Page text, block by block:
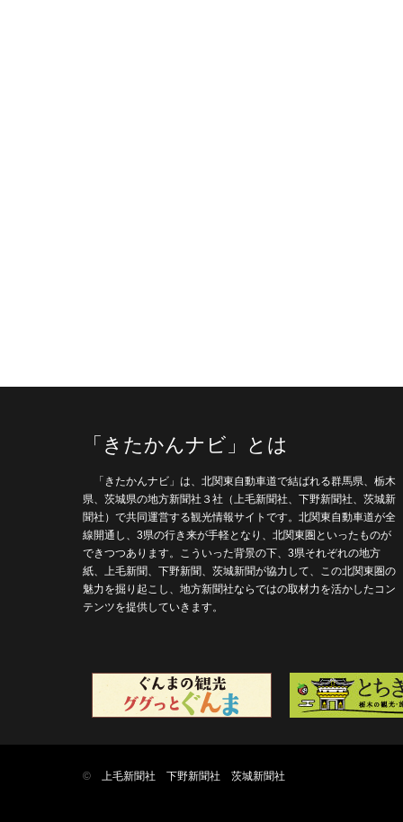
「きたかんナビ」とは
「きたかんナビ」は、北関東自動車道で結ばれる群馬県、栃木
県、茨城県の地方新聞社３社（上毛新聞社、下野新聞社、茨城新
聞社）で共同運営する観光情報サイトです。北関東自動車道が全
線開通し、3県の行き来が手軽となり、北関東圏といったものが
できつつあります。こういった背景の下、3県それぞれの地方
紙、上毛新聞、下野新聞、茨城新聞が協力して、この北関東圏の
魅力を掘り起こし、地方新聞社ならではの取材力を活かしたコン
テンツを提供していきます。
© 上毛新聞社 下野新聞社 茨城新聞社